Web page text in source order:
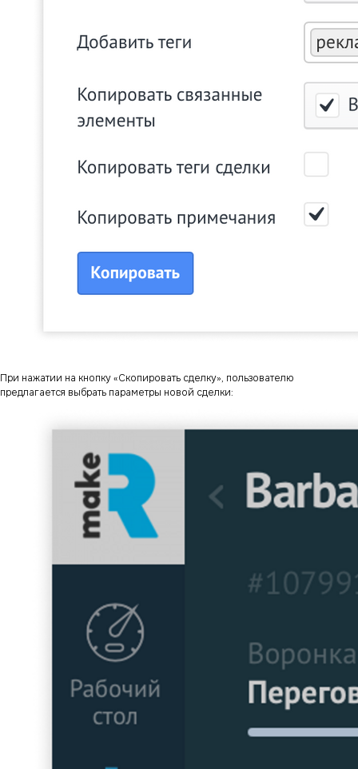
При нажатии на кнопку «Скопировать сделку», пользователю
предлагается выбрать параметры новой сделки: